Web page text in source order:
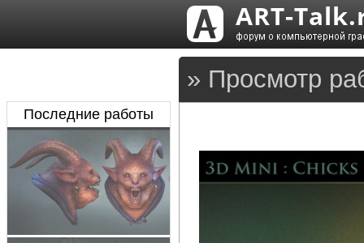
» Просмотр
Последние работы